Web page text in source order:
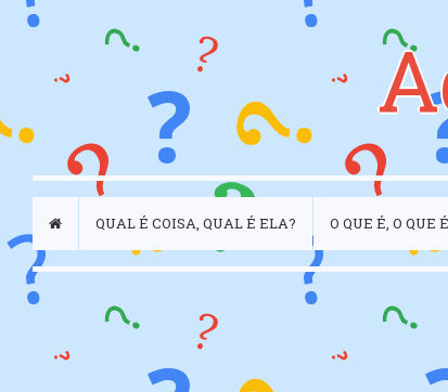
QUAL É COISA, QUAL É ELA? O QUE É, O QUE